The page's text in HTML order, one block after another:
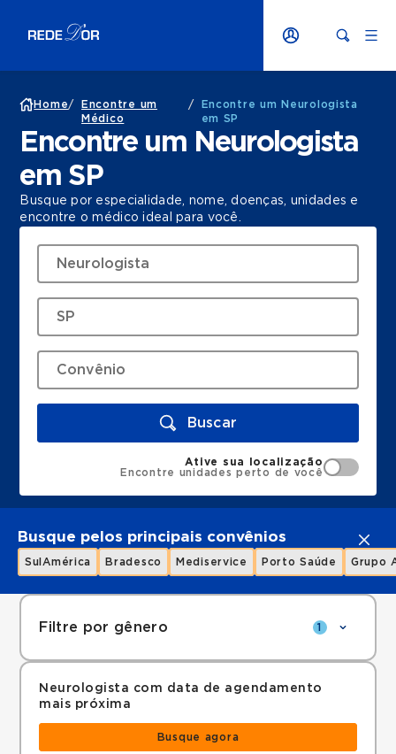
Home/
Encontre um
Médico
/
Encontre um Neurologista
em SP
Encontre um Neurologista
em SP
Busque por especialidade, nome, doenças, unidades e
encontre o médico ideal para você.
Buscar
Ative sua localização
Encontre unidades perto de você
Busque pelos principais convênios
SulAmérica Bradesco Mediservice Porto Saúde Grupo
Filtre por gênero 1
Neurologista com data de agendamento
mais próxima
Busque agora